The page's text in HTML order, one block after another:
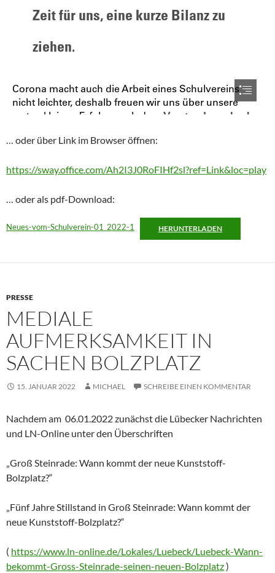
… oder über Link im Browser öffnen:
https://sway.office.com/Ah2I3J0RoFIHf2sl?ref=Link&loc=play
… oder als pdf-Download:
Neues-vom-Schulverein-01_2022-1 HERUNTERLADEN
PRESSE
MEDIALE
AUFMERKSAMKEIT IN
SACHEN BOLZPLATZ
15. JANUAR 2022 MICHAEL SCHREIBE EINEN KOMMENTAR
Nachdem am 06.01.2022 zunächst die Lübecker Nachrichten
und LN-Online unter den Überschriften
„Groß Steinrade: Wann kommt der neue Kunststoff-
Bolzplatz?“
„Fünf Jahre Stillstand in Groß Steinrade: Wann kommt der
neue Kunststoff-Bolzplatz?“
( https://www.ln-online.de/Lokales/Luebeck/Luebeck-Wann-
bekommt-Gross-Steinrade-seinen-neuen-Bolzplatz)